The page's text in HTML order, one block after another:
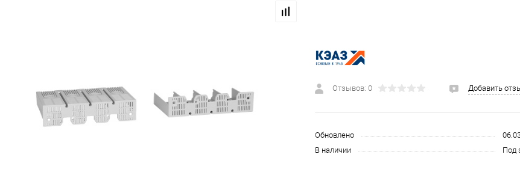
Спецодежда и СИЗ
Отзывов: 0 Добавить
Обновлено
В наличии
Под